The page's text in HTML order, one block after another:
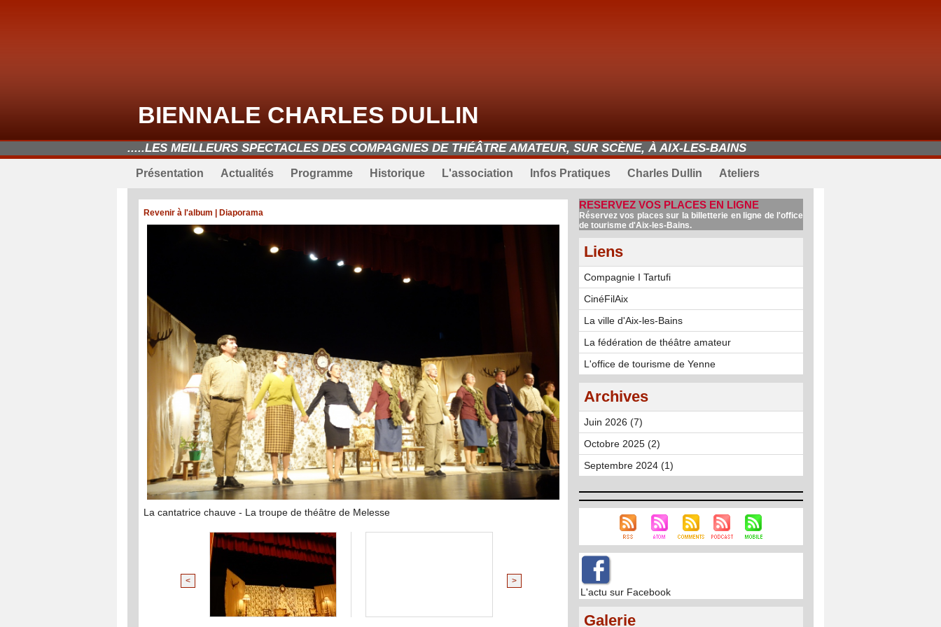
BIENNALE CHARLES DULLIN
.....LES MEILLEURS SPECTACLES DES COMPAGNIES DE THÉÂTRE AMATEUR, SUR SCÈNE, À AIX-LES-BAINS
Présentation Actualités Programme Historique L'association Infos Pratiques Charles Dullin Ateliers
Revenir à l'album Diaporama
La cantatrice chauve - La troupe de théâtre de Melesse
< >
RESERVEZ VOS PLACES EN LIGNE
Réservez vos places sur la billetterie en ligne de l'office
de tourisme d'Aix-les-Bains.
Liens
Compagnie I Tartufi
CinéFilAix
La ville d'Aix-les-Bains
La fédération de théâtre amateur
L'office de tourisme de Yenne
Archives
Juin 2026 (7)
Octobre 2025 (2)
Septembre 2024 (1)
L'actu sur Facebook
Galerie